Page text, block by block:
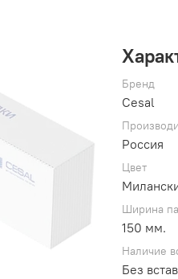
Бренд
Cesal
Россия
Цвет
Ширина
150 мм.
Наличие
Без